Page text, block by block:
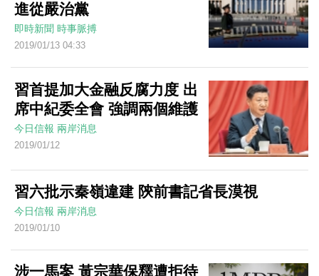
進從嚴治黨
即時新聞 時事脈搏
2019/01/13 04:33
習首提加大金融反腐力度 出
席中紀委全會 強調兩個維護
今日信報 兩岸消息
2019/01/12
習六批示秦嶺違建 陝前書記省長漠視
今日信報 兩岸消息
2019/01/10
涉一馬案 黃宗華保釋遭拒待